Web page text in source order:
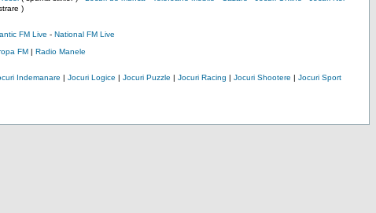
)
FM Live - National FM Live
FM| Radio Manele
Indemanare | Jocuri Logice | Jocuri Puzzle | Jocuri Racing | Jocuri Shootere | Jocuri Sport